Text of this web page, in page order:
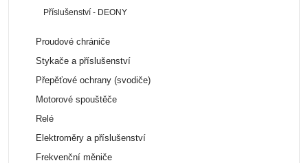
Příslušenství - DEONY
Proudové chrániče
Stykače a příslušenství
Přepěťové ochrany (svodiče)
Motorové spouštěče
Relé
Elektroměry a příslušenství
Frekvenční měniče